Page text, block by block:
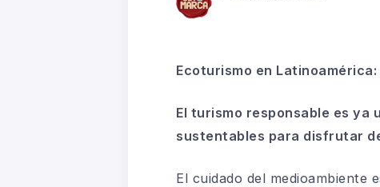
Ecoturismo en
El turismo responsable es ya
sustentables para disfrutar
El cuidado del medioambiente